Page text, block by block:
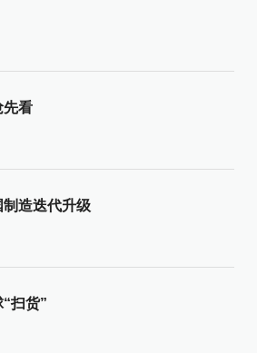
先看
制造迭代升级
扫货”